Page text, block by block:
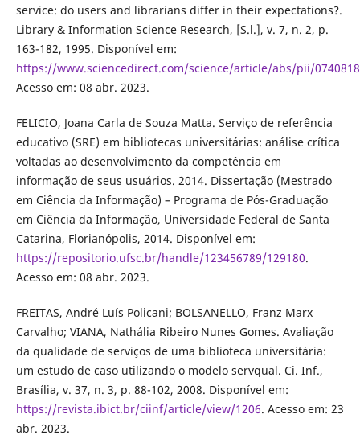
service: do users and librarians differ in their expectations?.
Library & Information Science Research, [S.l.], v. 7, n. 2, p.
163-182, 1995. Disponível em:
https://www.sciencedirect.com/science/article/abs/pii/
Acesso em: 08 abr. 2023.
FELICIO, Joana Carla de Souza Matta. Serviço de referência
educativo (SRE) em bibliotecas universitárias: análise crítica
voltadas ao desenvolvimento da competência em
informação de seus usuários. 2014. Dissertação (Mestrado
em Ciência da Informação) – Programa de Pós-Graduação
em Ciência da Informação, Universidade Federal de Santa
Catarina, Florianópolis, 2014. Disponível em:
https://repositorio.ufsc.br/handle/123456789/129180.
Acesso em: 08 abr. 2023.
FREITAS, André Luís Policani; BOLSANELLO, Franz Marx
Carvalho; VIANA, Nathália Ribeiro Nunes Gomes. Avaliação
da qualidade de serviços de uma biblioteca universitária:
um estudo de caso utilizando o modelo servqual. Ci. Inf.,
Brasília, v. 37, n. 3, p. 88-102, 2008. Disponível em:
https://revista.ibict.br/ciinf/article/view/1206. Acesso em: 23
abr. 2023.